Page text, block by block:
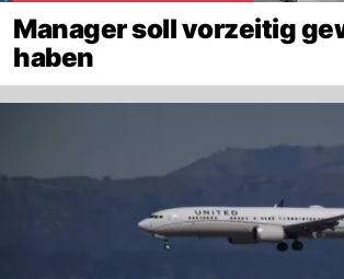
Manager soll vorzeitig
haben